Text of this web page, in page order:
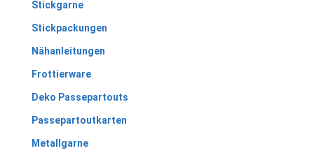
Stickgarne
Stickpackungen
Nähanleitungen
Frottierware
Deko Passepartouts
Passepartoutkarten
Metallgarne